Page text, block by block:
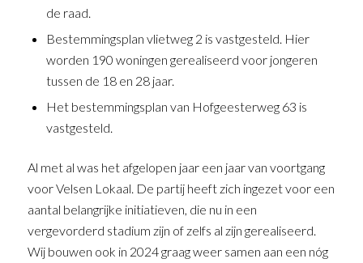
de raad.
Bestemmingsplan vlietweg 2 is vastgesteld. Hier
worden 190 woningen gerealiseerd voor jongeren
tussen de 18 en 28 jaar.
Het bestemmingsplan van Hofgeesterweg 63 is
vastgesteld.
Al met al was het afgelopen jaar een jaar van voortgang
voor Velsen Lokaal. De partij heeft zich ingezet voor een
aantal belangrijke initiatieven, die nu in een
vergevorderd stadium zijn of zelfs al zijn gerealiseerd.
Wij bouwen ook in 2024 graag weer samen aan een nóg